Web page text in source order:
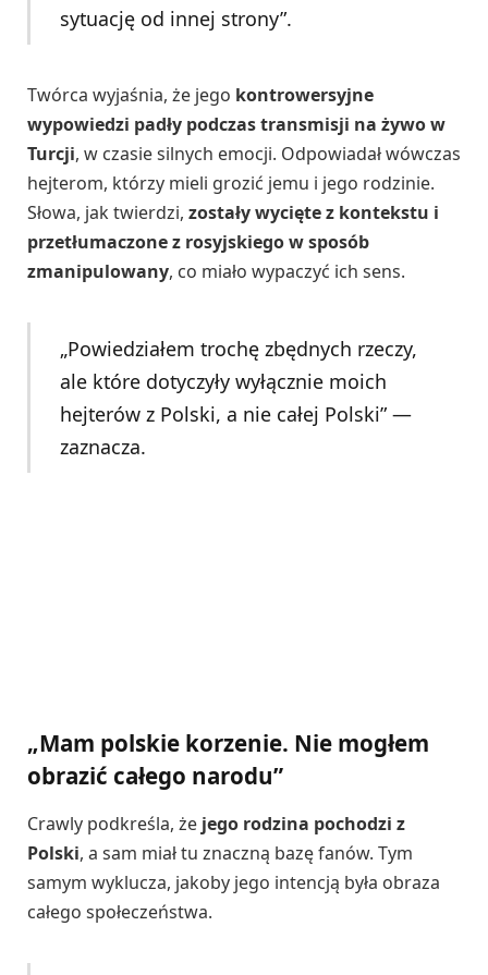
sytuację od innej strony”.
Twórca wyjaśnia, że jego kontrowersyjne
wypowiedzi padły podczas transmisji na żywo w
Turcji, w czasie silnych emocji. Odpowiadał wówczas
hejterom, którzy mieli grozić jemu i jego rodzinie.
Słowa, jak twierdzi, zostały wycięte z kontekstu i
przetłumaczone z rosyjskiego w sposób
zmanipulowany, co miało wypaczyć ich sens.
„Powiedziałem trochę zbędnych rzeczy,
ale które dotyczyły wyłącznie moich
hejterów z Polski, a nie całej Polski” —
zaznacza.
„Mam polskie korzenie. Nie mogłem
obrazić całego narodu”
Crawly podkreśla, że jego rodzina pochodzi z
Polski, a sam miał tu znaczną bazę fanów. Tym
samym wyklucza, jakoby jego intencją była obraza
całego społeczeństwa.